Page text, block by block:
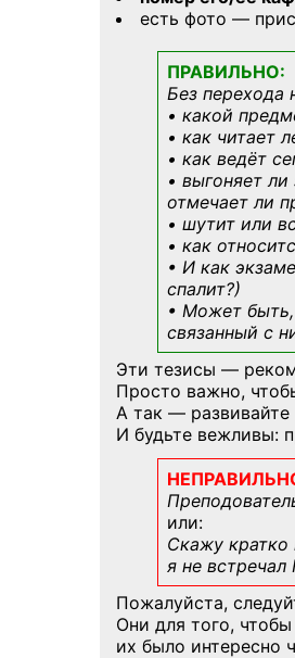
есть фото —
ПРАВИЛЬНО:
Без перехода
• какой
• как читает
• как ведёт
• выгоняет
отмечает ли
• шутит или
• как
• И как
спалит?)
• Может
связанный с
Эти тезисы —
Просто важно,
А так —
И будьте вежливы:
или:
Скажу кратко
я не встречал
Пожалуйста,
Они для того,
их было интересно